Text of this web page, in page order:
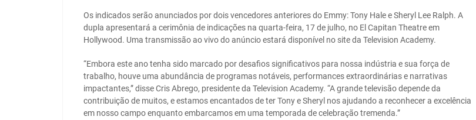
Os indicados serão anunciados por dois vencedores anteriores do Emmy: Tony Hale e Sheryl Lee Ralph. A
dupla apresentará a cerimônia de indicações na quarta-feira, 17 de julho, no El Capitan Theatre em
Hollywood. Uma transmissão ao vivo do anúncio estará disponível no site da Television Academy.
“Embora este ano tenha sido marcado por desafios significativos para nossa indústria e sua força de
trabalho, houve uma abundância de programas notáveis, performances extraordinárias e narrativas
impactantes,” disse Cris Abrego, presidente da Television Academy. “A grande televisão depende da
contribuição de muitos, e estamos encantados de ter Tony e Sheryl nos ajudando a reconhecer a excelência
em nosso campo enquanto embarcamos em uma temporada de celebração tremenda.”